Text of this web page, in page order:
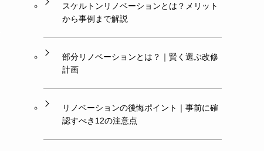
スケルトンリノベーションとは？メリット
から事例まで解説
部分リノベーションとは？｜賢く選ぶ改修
計画
リノベーションの後悔ポイント｜事前に確
認すべき12の注意点